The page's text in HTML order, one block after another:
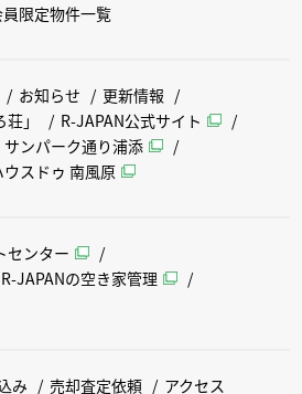
限定物件一覧
お知らせ
更新情報
」
R-JAPAN公式サイト
サンパーク通り浦添
ウスドゥ 南風原
センター
R-JAPANの空き家管理
み 売却査定依頼 アクセス